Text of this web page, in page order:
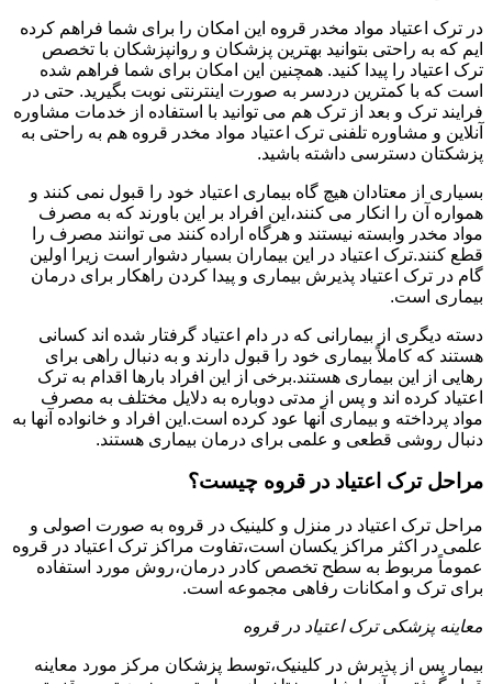
در ترک اعتیاد مواد مخدر قروه این امکان را برای شما فراهم کرده
ایم که به راحتی بتوانید بهترین پزشکان و روانپزشکان با تخصص
ترک اعتیاد را پیدا کنید. همچنین این امکان برای شما فراهم شده
است که با کمترین دردسر به صورت اینترنتی نوبت بگیرید. حتی در
فرایند ترک و بعد از ترک هم می توانید با استفاده از خدمات مشاوره
آنلاین و مشاوره تلفنی ترک اعتیاد مواد مخدر قروه هم به راحتی به
پزشکتان دسترسی داشته باشید.
بسیاری از معتادان هیچ گاه بیماری اعتیاد خود را قبول نمی کنند و
همواره آن را انکار می کنند،این افراد بر این باورند که به مصرف
مواد مخدر وابسته نیستند و هرگاه اراده کنند می توانند مصرف را
قطع کنند.ترک اعتیاد در این بیماران بسیار دشوار است زیرا اولین
گام در ترک اعتیاد پذیرش بیماری و پیدا کردن راهکار برای درمان
بیماری است.
دسته دیگری از بیمارانی که در دام اعتیاد گرفتار شده اند کسانی
هستند که کاملاً بیماری خود را قبول دارند و به دنبال راهی برای
رهایی از این بیماری هستند.برخی از این افراد بارها اقدام به ترک
اعتیاد کرده اند و پس از مدتی دوباره به دلایل مختلف به مصرف
مواد پرداخته و بیماری آنها عود کرده است.این افراد و خانواده آنها به
دنبال روشی قطعی و علمی برای درمان بیماری هستند.
مراحل ترک اعتیاد در قروه چیست؟
مراحل ترک اعتیاد در منزل و کلینیک در قروه به صورت اصولی و
علمی در اکثر مراکز یکسان است،تفاوت مراکز ترک اعتیاد در قروه
عموماً مربوط به سطح تخصص کادر درمان،روش مورد استفاده
برای ترک و امکانات رفاهی مجموعه است.
معاینه پزشکی ترک اعتیاد در قروه
بیمار پس از پذیرش در کلینیک،توسط پزشکان مرکز مورد معاینه